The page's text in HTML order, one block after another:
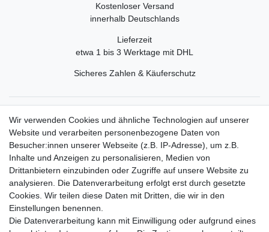
Kostenloser Versand
innerhalb Deutschlands
Lieferzeit
etwa 1 bis 3 Werktage mit DHL
Sicheres Zahlen & Käuferschutz
Rechtliche Informationen
Widerrufsrecht
Widerrufsformular
Datenschutzerklärung
AGB
Impressum
Wir verwenden Cookies und ähnliche Technologien auf unserer
Website und verarbeiten personenbezogene Daten von
Besucher:innen unserer Webseite (z.B. IP-Adresse), um z.B.
Inhalte und Anzeigen zu personalisieren, Medien von
Drittanbietern einzubinden oder Zugriffe auf unsere Website zu
analysieren. Die Datenverarbeitung erfolgt erst durch gesetzte
Cookies. Wir teilen diese Daten mit Dritten, die wir in den
Einstellungen benennen.
Die Datenverarbeitung kann mit Einwilligung oder aufgrund eines